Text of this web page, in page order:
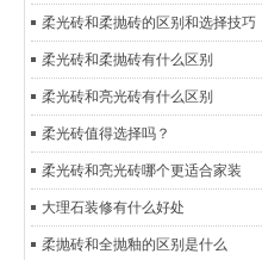
柔光砖和柔抛砖的区别和选择技巧
柔光砖和柔抛砖有什么区别
柔光砖和亮光砖有什么区别
柔光砖值得选择吗？
柔光砖和亮光砖哪个更适合家装
大理石装修有什么好处
柔抛砖和全抛釉的区别是什么